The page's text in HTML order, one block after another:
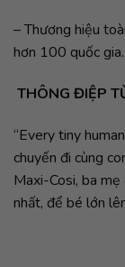
– Thương hiệu
hơn 100 quốc gia.
THÔNG ĐIỆP
“Every tiny
chuyến đi cùng
Maxi-Cosi, ba
nhất, để bé lớn